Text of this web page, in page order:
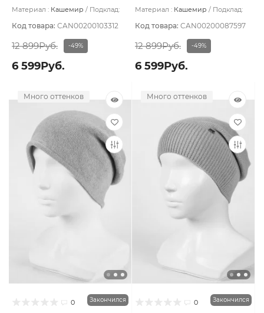
Материал : Кашемир
Подклад:
Код товара: CAN00200103312
12 899Руб. -49%
6 599Руб.
Материал : Кашемир
Подклад:
Код товара: CAN00200087597
12 899Руб. -49%
6 599Руб.
Много оттенков
0 Закончился
Много оттенков
0 Закончился